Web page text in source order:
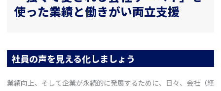
使った業績と働きがい両立支援
社員の声を見える化しましょう
業績向上、そして企業が永続的に発展するために、日々、会社（経